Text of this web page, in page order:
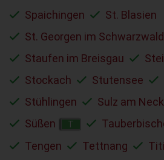
Spaichingen
St. Blasien
St. Georgen im Schwarzwald
Staufen im Breisgau
Stockach
Stutensee
Stühlingen
Sulz am
Süßen
T
Tengen
Tettnang